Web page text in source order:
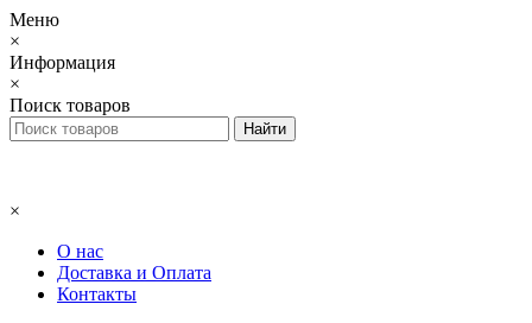
Меню
×
Информация
×
Поиск товаров
×
О нас
Доставка и Оплата
Контакты